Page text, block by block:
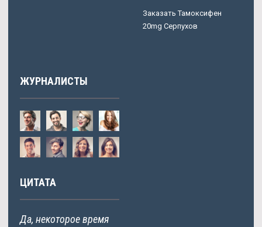
Заказать Тамоксифен
20mg Серпухов
ЖУРНАЛИСТЫ
ЦИТАТА
Да, некоторое время